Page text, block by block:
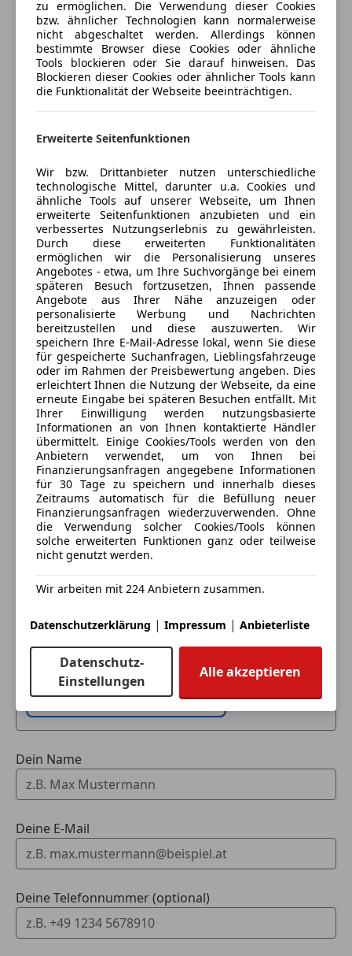
Abstandstempomat
Abstandswarner
Alarmanlage
Beifahrerairbag
ESP
Isofix
Kopfairbag
LED-Scheinwerfer
Müdigkeitswarnsystem
Notbremsassistent
Notrufsystem
Reifendruckkontrollsystem
Seitenairbag
Servolenkung
Spurhalteassistent
Tagfahrlicht
Totwinkel-Assistent
Traktionskontrolle
Verkehrszeichenerkennung
Wegfahrsperre
Zentralverriegelung
Extras
Alufelgen
Innenspiegel automatisch abblendend
Sportsitze
Sprachsteuerung
Touchscreen
Vöcklabruck:
Frank Schneider
07672/72355-33
f.schneider@ford4you-store.at
n.koelbl@ford4you-store.at
Für einen Besichtigungstermin oder eine Probefahrt
bin ich gerne zu unseren Öffnungszeiten für Sie
erreichbar.
Ich erstelle Ihnen auch gerne ein attraktives
Finanzierungs- und Versicherungsangebot.
Alle Angaben ohne Gewähr, vorbehaltlich
Eingabefehler.
Sonderausstattungen:
*Lackierung: Agate Black Metallic
Jetzt berechnen
Verkäufer Händler
Anbieter auf AutoScout24 seit 2024
Verkauf
Geschlossen
Öffnet um 8:00
Ida Pfeiffer Straße 8,
4840 Vöcklabruck, AT
Kontakt
Alle Fahrzeuge des Anbieters
Anbieter kontaktieren
Deine Nachricht
Eintauschwagen: Kaufen und verkaufen in nur einem
Ich möchte mein Auto in Zahlung geben
(unverbindlich).
Fahrzeugdaten hinzufügen
Dein Name
Deine E-Mail
Deine Telefonnummer (optional)
zu ermöglichen. Die Verwendung dieser Cookies
bzw. ähnlicher Technologien kann normalerweise
nicht abgeschaltet werden. Allerdings können
bestimmte Browser diese Cookies oder ähnliche
Tools blockieren oder Sie darauf hinweisen. Das
Blockieren dieser Cookies oder ähnlicher Tools kann
die Funktionalität der Webseite beeinträchtigen.
Erweiterte Seitenfunktionen
Wir bzw. Drittanbieter nutzen unterschiedliche
technologische Mittel, darunter u.a. Cookies und
ähnliche Tools auf unserer Webseite, um Ihnen
erweiterte Seitenfunktionen anzubieten und ein
verbessertes Nutzungserlebnis zu gewährleisten.
Durch diese erweiterten Funktionalitäten
ermöglichen wir die Personalisierung unseres
Angebotes - etwa, um Ihre Suchvorgänge bei einem
späteren Besuch fortzusetzen, Ihnen passende
Angebote aus Ihrer Nähe anzuzeigen oder
personalisierte Werbung und Nachrichten
bereitzustellen und diese auszuwerten. Wir
speichern Ihre E-Mail-Adresse lokal, wenn Sie diese
für gespeicherte Suchanfragen, Lieblingsfahrzeuge
oder im Rahmen der Preisbewertung angeben. Dies
erleichtert Ihnen die Nutzung der Webseite, da eine
erneute Eingabe bei späteren Besuchen entfällt. Mit
Ihrer Einwilligung werden nutzungsbasierte
Informationen an von Ihnen kontaktierte Händler
übermittelt. Einige Cookies/Tools werden von den
Anbietern verwendet, um von Ihnen bei
Finanzierungsanfragen angegebene Informationen
für 30 Tage zu speichern und innerhalb dieses
Zeitraums automatisch für die Befüllung neuer
Finanzierungsanfragen wiederzuverwenden. Ohne
die Verwendung solcher Cookies/Tools können
solche erweiterten Funktionen ganz oder teilweise
nicht genutzt werden.
Wir arbeiten mit 224 Anbietern zusammen.
Datenschutzerklärung | Impressum | Anbieterliste
Datenschutz-
Einstellungen
Alle akzeptieren